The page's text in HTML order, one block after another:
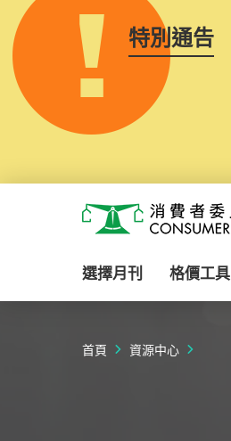
特別通告
消費者委員會
選擇月刊 格價工具
首頁 資源中心